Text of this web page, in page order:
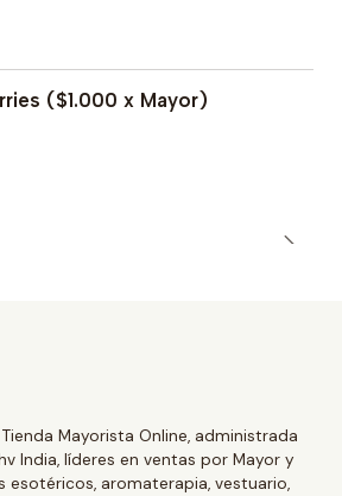
($1.000 x Mayor)
Mayorista Online, administrada
India, líderes en ventas por Mayor y
aromaterapia, vestuario,